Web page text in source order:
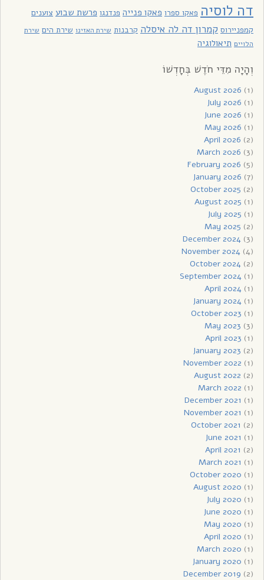
דה לוסיה פאקו ספרו פאקו פנייה פנדנגו פרשת שבוע צוענים
קמפניירוס קמרון דה לה איסלה קרבנות שירת האזינו שירת הים שירת
הלויים תיאולוגיה
וְהָיָה מִדֵּי חֹדֶשׁ בְּחָדְשׁוֹ
August 2026 (1)
July 2026 (1)
June 2026 (1)
May 2026 (1)
April 2026 (2)
March 2026 (3)
February 2026 (5)
January 2026 (7)
October 2025 (2)
August 2025 (1)
July 2025 (1)
May 2025 (2)
December 2024(3)
November 2024(4)
October 2024(2)
September 2024(1)
April 2024(1)
January 2024(1)
October 2023 (1)
May 2023 (3)
April 2023 (1)
January 2023 (2)
November 2022 (1)
August 2022 (2)
March 2022 (1)
December 2021 (1)
November 2021 (1)
October 2021 (2)
June 2021 (1)
April 2021 (2)
March 2021 (1)
October 2020 (1)
August 2020 (1)
July 2020 (1)
June 2020 (1)
May 2020 (1)
April 2020 (1)
March 2020 (1)
January 2020 (1)
December 2019 (2)